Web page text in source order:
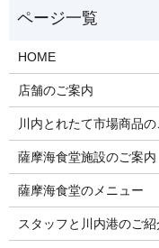
HOME
店舗のご案内
川内とれたて市場商品
薩摩海食堂施設のご案内
薩摩海食堂のメニュー
スタッフと川内港のご紹